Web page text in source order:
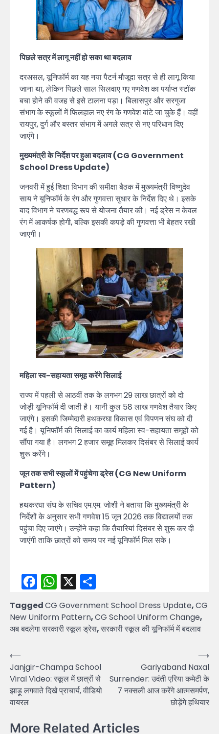
पिछले सत्र में लागू नहीं हो सका था बदलाव
दरअसल, यूनिफॉर्म का यह नया पैटर्न मौजूदा सत्र से ही लागू किया
जाना था, लेकिन पिछले साल सिलवाए गए गणवेश का पर्याप्त स्टॉक
बचा होने की वजह से इसे टालना पड़ा। बिलासपुर और सरगुजा
संभाग के स्कूलों में फिलहाल नए रंग के गणवेश बांटे जा चुके हैं। वहीं
रायपुर, दुर्ग और बस्तर संभाग में अगले सत्र से नए परिधान दिए
जाएंगे।
मुख्यमंत्री के निर्देश पर हुआ बदलाव (CG Government
School Dress Update)
जनवरी में हुई शिक्षा विभाग की समीक्षा बैठक में मुख्यमंत्री विष्णुदेव
साय ने यूनिफॉर्म के रंग और गुणवत्ता सुधार के निर्देश दिए थे। इसके
बाद विभाग ने चरणबद्ध रूप से योजना तैयार की। नई ड्रेस न केवल
रंग में आकर्षक होगी, बल्कि इसकी कपड़े की गुणवत्ता भी बेहतर रखी
जाएगी।
महिला स्व-सहायता समूह करेंगे सिलाई
राज्य में पहली से आठवीं तक के लगभग 29 लाख छात्रों को दो
जोड़ी यूनिफॉर्म दी जाती है। यानी कुल 58 लाख गणवेश तैयार किए
जाएंगे। इसकी जिम्मेदारी हथकरघा विकास एवं विपणन संघ को दी
गई है। यूनिफॉर्म की सिलाई का कार्य महिला स्व-सहायता समूहों को
सौंपा गया है। लगभग 2 हजार समूह मिलकर दिसंबर से सिलाई कार्य
शुरू करेंगे।
जून तक सभी स्कूलों में पहुंचेगा ड्रेस (CG New Uniform
Pattern)
हथकरघा संघ के सचिव एम.एम. जोशी ने बताया कि मुख्यमंत्री के
निर्देशों के अनुसार सभी गणवेश 15 जून 2026 तक विद्यालयों तक
पहुंचा दिए जाएंगे। उन्होंने कहा कि तैयारियां दिसंबर से शुरू कर दी
जाएंगी ताकि छात्रों को समय पर नई यूनिफॉर्म मिल सके।
Facebook
WhatsApp
X
TaggedCG Government School Dress Update,CG
New Uniform Pattern,CG School Uniform Change,
अब बदलेगा सरकारी स्कूल ड्रेस,सरकारी स्कूल की यूनिफॉर्म में बदलाव
Post
navigation
⟵
Janjgir-Champa School
Viral Video: स्कूल में छात्रों से
झाड़ू लगवाते दिखे प्राचार्य, वीडियो
वायरल
Gariyaband Naxal
Surrender: उदंती एरिया कमेटी के
7 नक्सली आज करेंगे आत्मसमर्पण,
छोड़ेंगे हथियार
⟶
More Related Articles